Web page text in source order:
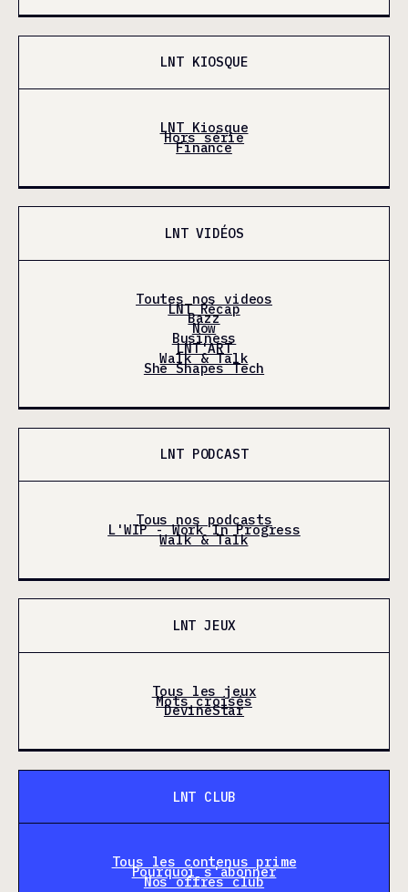
LNT KIOSQUE
LNT Kiosque
Hors série
Finance
LNT VIDÉOS
Toutes nos videos
LNT Récap
Bazz
Now
Business
LNT'ART
Walk & Talk
She Shapes Tech
LNT PODCAST
Tous nos podcasts
L'WIP - Work In Progress
Walk & Talk
LNT JEUX
Tous les jeux
Mots croisés
DevineStar
LNT CLUB
Tous les contenus prime
Pourquoi s'abonner
Nos offres club